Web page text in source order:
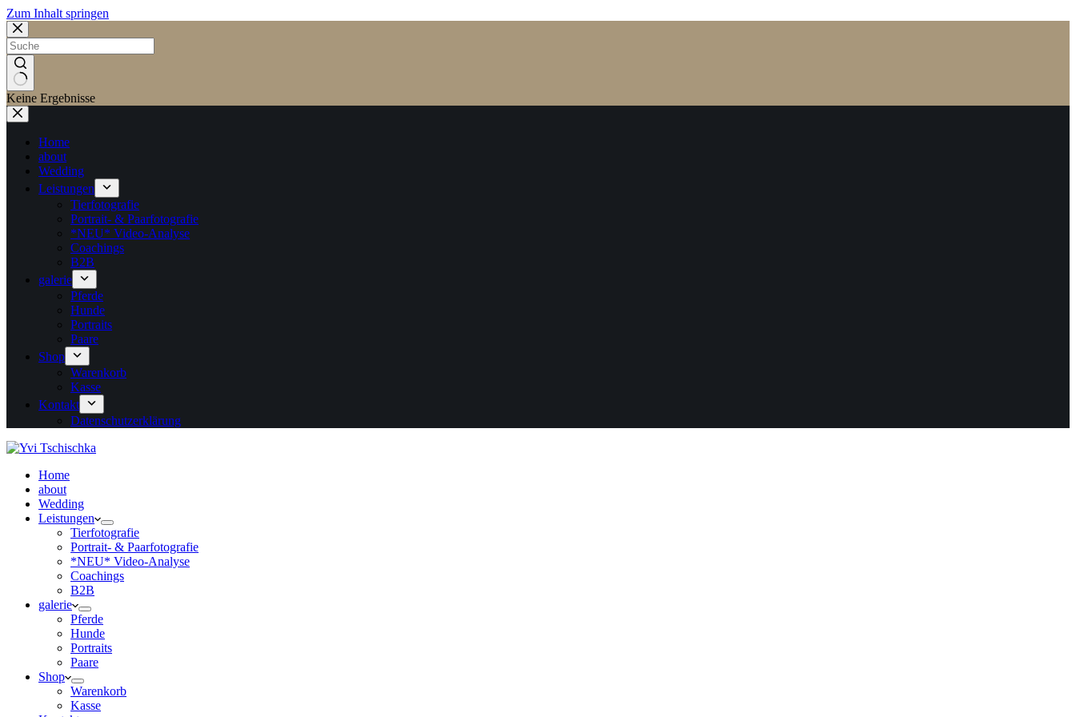
Zum Inhalt springen
Keine Ergebnisse
Home
about
Wedding
Leistungen
Tierfotografie
Portrait- & Paarfotografie
*NEU* Video-Analyse
Coachings
B2B
galerie
Pferde
Hunde
Portraits
Paare
Shop
Warenkorb
Kasse
Kontakt
Datenschutzerklärung
Home
about
Wedding
Leistungen
Tierfotografie
Portrait- & Paarfotografie
*NEU* Video-Analyse
Coachings
B2B
galerie
Pferde
Hunde
Portraits
Paare
Shop
Warenkorb
Kasse